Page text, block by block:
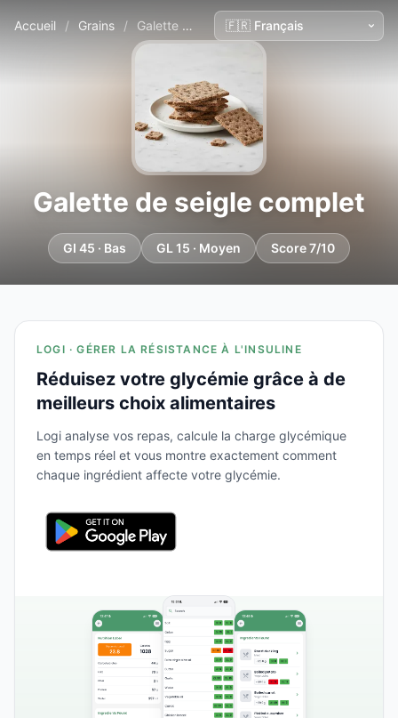
Accueil / Grains / Galette de seigle complet
Galette de seigle complet
GI 45 · Bas GL 15 · Moyen Score 7/10
LOGI · GÉRER LA RÉSISTANCE À L'INSULINE
Réduisez votre glycémie grâce à de
meilleurs choix alimentaires
Logi analyse vos repas, calcule la charge glycémique
en temps réel et vous montre exactement comment
chaque ingrédient affecte votre glycémie.